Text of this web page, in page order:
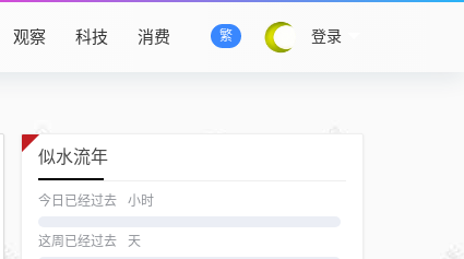
登录
繁
观察 科技 消费
似水流年
今日已经过去 小时
这周已经过去 天